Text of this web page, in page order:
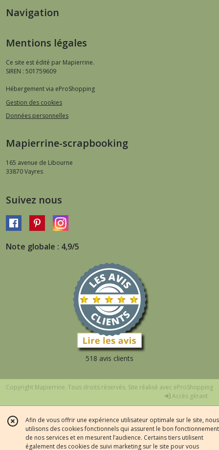
Navigation
Mentions légales
Ce site est édité par Mapierrine.
SIREN : 501759609
Hébergement via eProShopping
Gestion des cookies
Données personnelles
Mapierrine-scrapbooking
165 avenue de Libourne
33870Vayres
Suivez nous
Note globale : 4,9/5
518 avis clients
Copyright Mapierrine. Tous droits réservés. Site réalisé avec eProShopping
Accès gérant
Afin de vous offrir une expérience utilisateur optimale sur le site, nous
utilisons des cookies fonctionnels qui assurent le bon fonctionnement
de nos services et en mesurent l’audience. Certains tiers utilisent
également des cookies de suivi marketing sur le site pour vous